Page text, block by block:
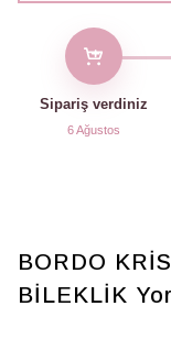
Sipariş verdiniz
6 Ağustos
BORDO
BİLEKLİK